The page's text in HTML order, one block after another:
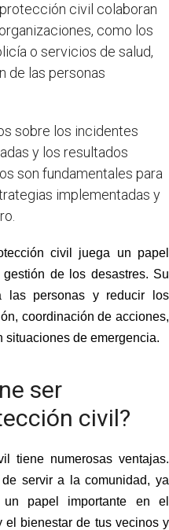
civil colaboran
como los
o servicios de salud,
de las personas
sobre los incidentes
y los resultados
son fundamentales para
implementadas y
civil
juega un papel
de los desastres. Su
las personas y reducir los
coordinación de acciones,
situaciones de emergencia.
ser
civil?
tiene numerosas ventajas.
servir a la comunidad, ya
papel importante en el
el bienestar de tus vecinos y